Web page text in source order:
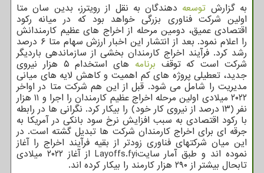
به گزارش توسعه دهندگان به نقل از رویترز، بدین سان متا
اولین شرکت فناوری بزرگی خواهد بود که در میانه رکود
اقتصادی عمیق، دومین مرحله از اخراج های عظیم کارمندانش
را اعلام نمود. بعد از انتشار این اخبار ارزش سهام متا ۶ درصد
رشد کرد. فرآیند اخراج کارمندان بخشی از سازماندهی باردیگر
شرکت است که توقف برنامه های استخدام ۵ هزار نیروی
جدید، تعطیلی پروژه های کم اهمیت و کاهش لایه های میانی
مدیریت را شامل می شود. قبل از این هم شرکت متا در اواخر
۲۰۲۲ میلادی اولین مرحله اخراج عظیم کارمندان را اجرا و ۱۱ هزار
نفر (۱۳ درصد از نیروی کار خود) را بیکار کرد. نگرانی ها در رابطه
با رکود اقتصادی به سبب افزایش نرخ سود بانکی در آمریکا به
جرقه ای برای اخراج کارمندان شرکت ها تبدیل گشته است. در
این میان شرکتهای فناوری زودتر از بقیه فرآیند اخراج را آغاز
نموده اند و طبق آمار سایتLayoffs.fyi از آغاز ۲۰۲۲ میلادی
تابحال بیشتر از ۲۹۰ هزار کارمند را بیکار کرده اند.